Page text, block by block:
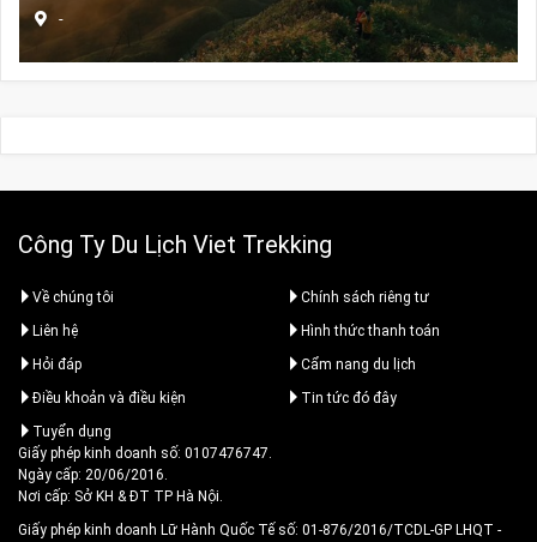
-
Công Ty Du Lịch Viet Trekking
Về chúng tôi
Chính sách riêng tư
Liên hệ
Hình thức thanh toán
Hỏi đáp
Cẩm nang du lịch
Điều khoản và điều kiện
Tin tức đó đây
Tuyển dụng
Giấy phép kinh doanh số: 0107476747.
Ngày cấp: 20/06/2016.
Nơi cấp: Sở KH & ĐT TP Hà Nội.
Giấy phép kinh doanh Lữ Hành Quốc Tế số: 01-876/2016/TCDL-GP LHQT -